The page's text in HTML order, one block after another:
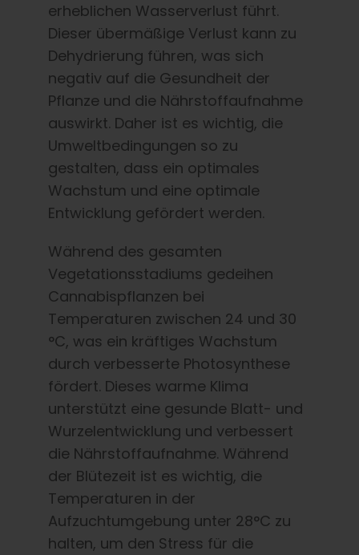
erheblichen Wasserverlust führt.
Dieser übermäßige Verlust kann zu
Dehydrierung führen, was sich
negativ auf die Gesundheit der
Pflanze und die Nährstoffaufnahme
auswirkt. Daher ist es wichtig, die
Umweltbedingungen so zu
gestalten, dass ein optimales
Wachstum und eine optimale
Entwicklung gefördert werden.
Während des gesamten
Vegetationsstadiums gedeihen
Cannabispflanzen bei
Temperaturen zwischen 24 und 30
°C, was ein kräftiges Wachstum
durch verbesserte Photosynthese
fördert. Dieses warme Klima
unterstützt eine gesunde Blatt- und
Wurzelentwicklung und verbessert
die Nährstoffaufnahme. Während
der Blütezeit ist es wichtig, die
Temperaturen in der
Aufzuchtumgebung unter 28°C zu
halten, um den Stress für die